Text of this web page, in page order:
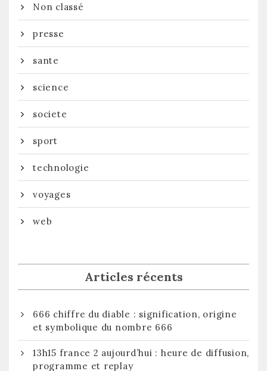
Non classé
presse
sante
science
societe
sport
technologie
voyages
web
Articles récents
666 chiffre du diable : signification, origine
et symbolique du nombre 666
13h15 france 2 aujourd’hui : heure de diffusion,
programme et replay